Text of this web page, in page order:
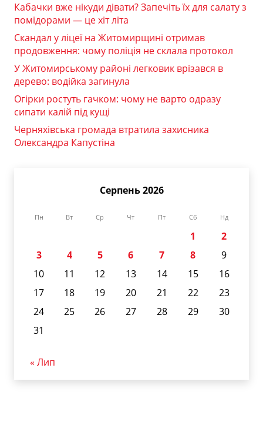
Кабачки вже нікуди дівати? Запечіть їх для салату з
помідорами — це хіт літа
Скандал у ліцеї на Житомирщині отримав
продовження: чому поліція не склала протокол
У Житомирському районі легковик врізався в
дерево: водійка загинула
Огірки ростуть гачком: чому не варто одразу
сипати калій під кущі
Черняхівська громада втратила захисника
Олександра Капустіна
Серпень 2026
Пн Вт Ср Чт Пт Сб Нд
1
2
3
4 5 6 7 8
9
10
11 12 13 14 15
16
17
18 19 20 21 22
23
24
25 26 27 28 29
30
31
« Лип